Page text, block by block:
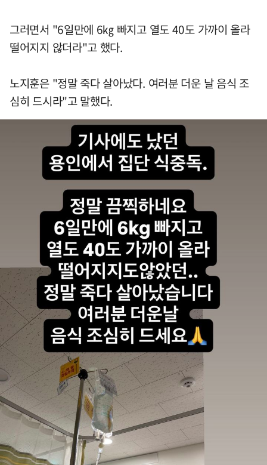
그러면서 "6일만에 6㎏ 빠지고 열도 40도 가까이 올라
떨어지지 않더라"고 했다.
노지훈은 "정말 죽다 살아났다. 여러분 더운 날 음식 조
심히 드시라"고 말했다.